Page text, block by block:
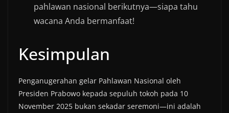
pahlawan nasional berikutnya—siapa tahu
wacana Anda bermanfaat!
Kesimpulan
Penganugerahan gelar Pahlawan Nasional oleh
Presiden Prabowo kepada sepuluh tokoh pada 10
November 2025 bukan sekadar seremoni—ini adalah